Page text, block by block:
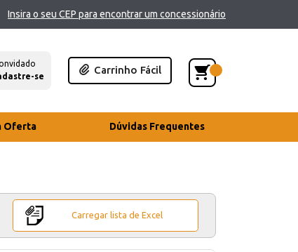
Insira o seu CEP para encontrar um concessionário
se
Carrinho Fácil
Oferta Dúvidas Frequentes
Carregar lista de Excel